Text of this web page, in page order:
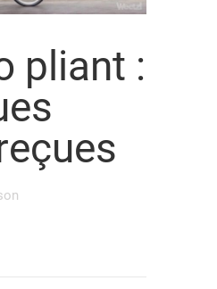
pliant :